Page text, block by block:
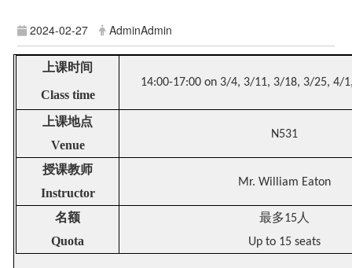
2024-02-27 AdminAdmin
上课时间
Class time
14:00-17:00 on 3/4, 3/11, 3/18, 3/25, 4/
上课地点
Venue
N531
授课教师
Instructor
Mr. William Eaton
名额
Quota
最多15人
Up to 15 seats